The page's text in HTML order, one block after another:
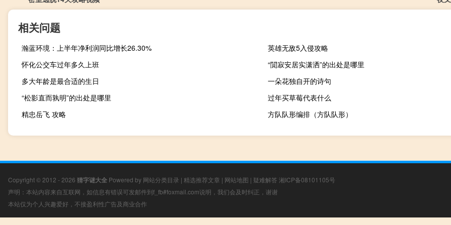
相关问题
瀚蓝环境：上半年净利润同比增长26.30%
英雄无敌5入侵攻略
怀化公交车过年多久上班
“閴寂安居实潇洒”的出处是哪里
多大年龄是最合适的生日
一朵花独自开的诗句
“松影直而孰明”的出处是哪里
过年买草莓代表什么
精忠岳飞 攻略
方队队形编排（方队队形）
Copyright © 2012 - 2026 猜字谜大全 Powered by 网站分类目录 | 精选推荐文章 | 网站地图 | 疑难解答 湘ICP备08101105号
声明：本站内容来自互联网，如信息有错误可发邮件到f_fb#foxmail.com说明，我们会及时纠正，谢谢
本站仅为个人兴趣爱好，不接盈利性广告及商业合作